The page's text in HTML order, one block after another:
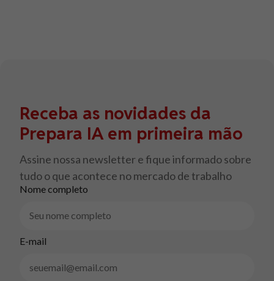
Receba as novidades da
Prepara IA em primeira mão
Assine nossa newsletter e fique informado sobre
tudo o que acontece no mercado de trabalho
Nome completo
E-mail